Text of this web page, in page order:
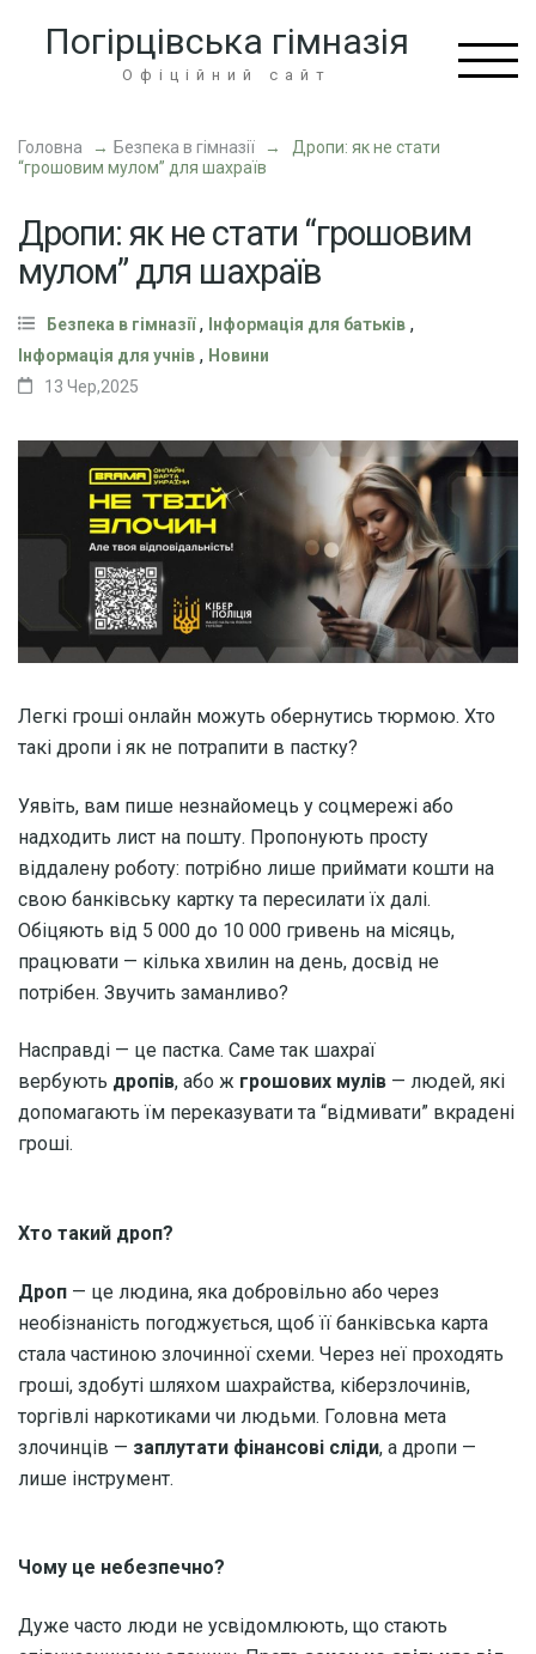
Enter)
Погірцівська гімназія
Офіційний сайт
Головна → Безпека в гімназії →
Дропи: як не стати
“грошовим мулом” для шахраїв
Дропи: як не стати “грошовим
мулом” для шахраїв
Безпека в гімназії, Інформація для батьків ,
Інформація для учнів , Новини
13 Чер,2025
Легкі гроші онлайн можуть обернутись тюрмою. Хто
такі дропи і як не потрапити в пастку?
Уявіть, вам пише незнайомець у соцмережі або
надходить лист на пошту. Пропонують просту
віддалену роботу: потрібно лише приймати кошти на
свою банківську картку та пересилати їх далі.
Обіцяють від 5 000 до 10 000 гривень на місяць,
працювати — кілька хвилин на день, досвід не
потрібен. Звучить заманливо?
Насправді — це пастка. Саме так шахраї
вербують дропів, або ж грошових мулів — людей, які
допомагають їм переказувати та “відмивати” вкрадені
гроші.
Хто такий дроп?
Дроп — це людина, яка добровільно або через
необізнаність погоджується, щоб її банківська карта
стала частиною злочинної схеми. Через неї проходять
гроші, здобуті шляхом шахрайства, кіберзлочинів,
торгівлі наркотиками чи людьми. Головна мета
злочинців — заплутати фінансові сліди, а дропи —
лише інструмент.
Чому це небезпечно?
Дуже часто люди не усвідомлюють, що стають